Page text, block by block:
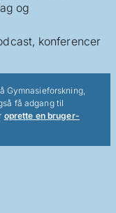
og
konferencer
Gymnasieforskning,
få adgang til
oprette en bruger-